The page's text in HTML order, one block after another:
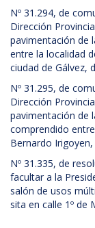
Nº 31.294, de
Dirección
pavimentación de
entre la localidad
ciudad de Gálvez,
Nº 31.295, de
Dirección
pavimentación de
comprendido
Bernardo
Nº 31.335, de
facultar a la
salón de usos
sita en calle 1º de